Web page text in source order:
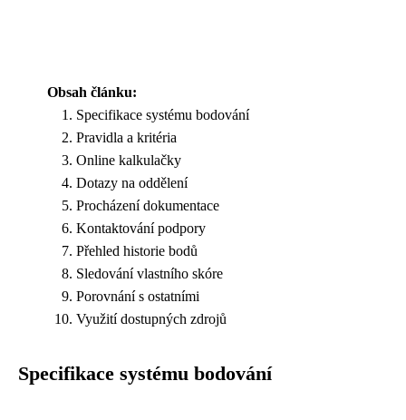
Obsah článku:
Specifikace systému bodování
Pravidla a kritéria
Online kalkulačky
Dotazy na oddělení
Procházení dokumentace
Kontaktování podpory
Přehled historie bodů
Sledování vlastního skóre
Porovnání s ostatními
Využití dostupných zdrojů
Specifikace systému bodování